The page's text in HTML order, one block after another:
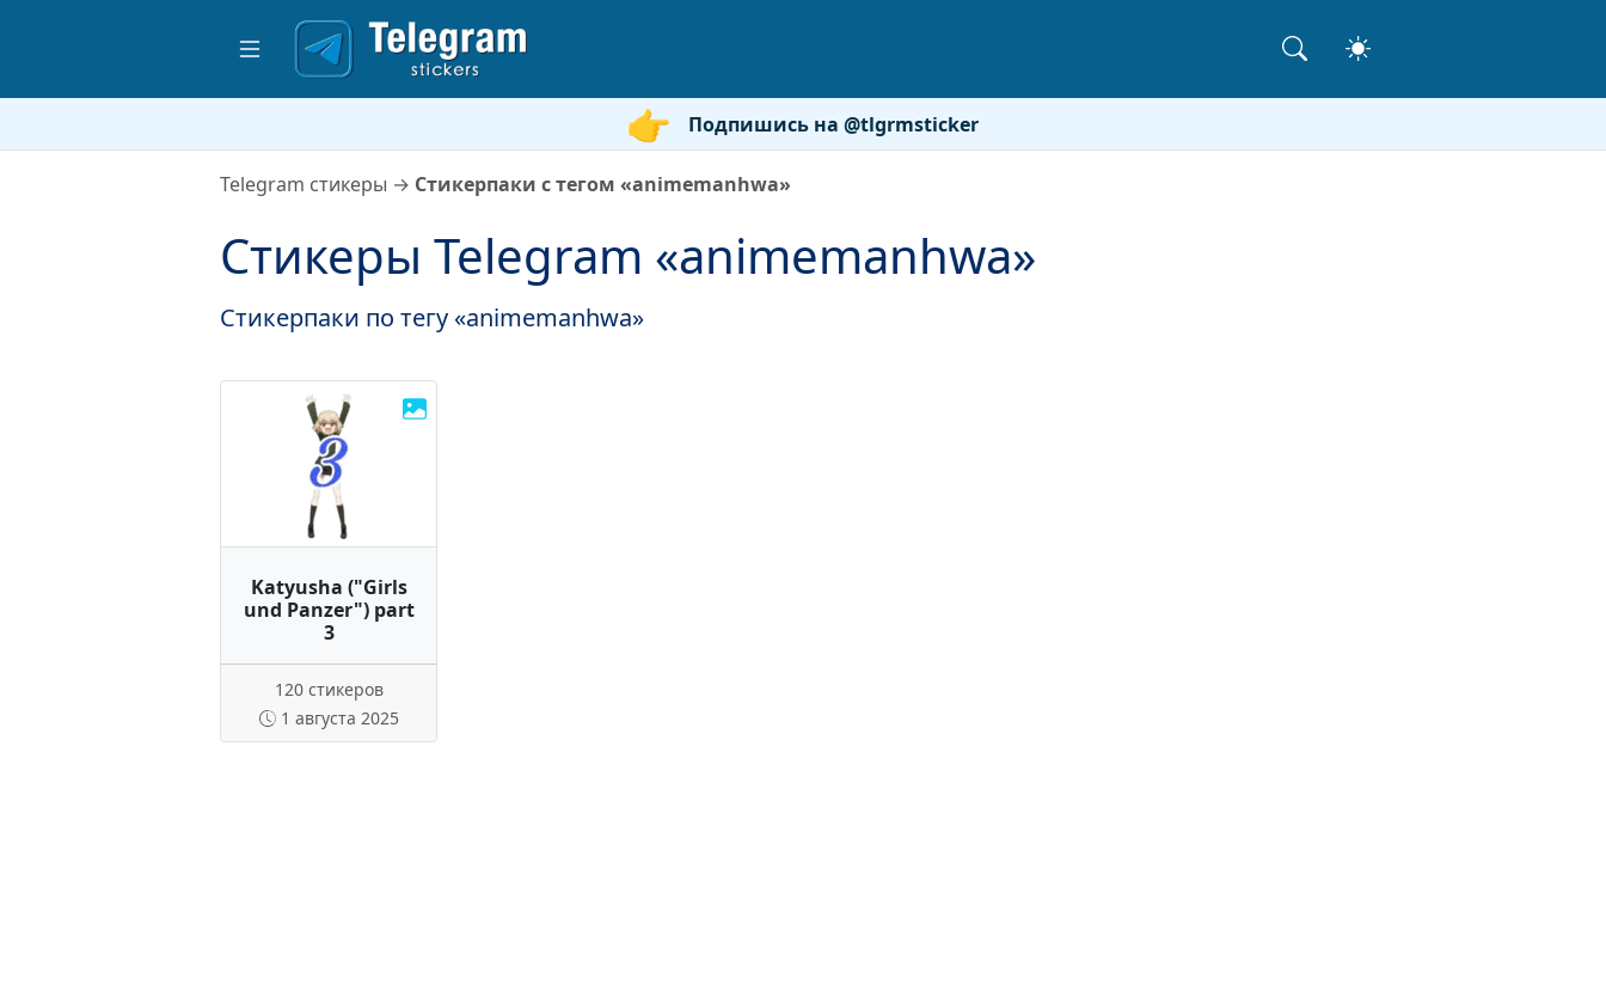
Подпишись на @tlgrmsticker
Telegram стикеры → Стикерпаки с тегом «animemanhwa»
Стикеры Telegram «animemanhwa»
Стикерпаки по тегу «animemanhwa»
Katyusha ("Girls
und Panzer") part
3
120 стикеров
1 августа 2025